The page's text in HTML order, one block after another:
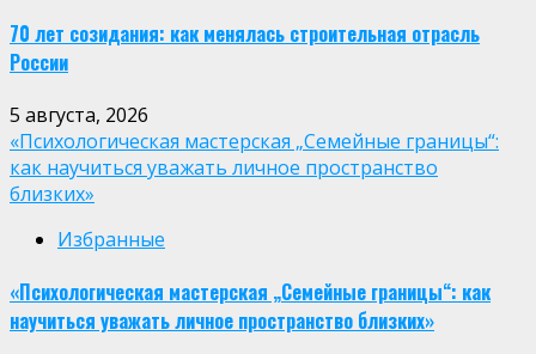
70 лет созидания: как менялась строительная отрасль
России
5 августа, 2026
«Психологическая мастерская „Семейные границы“:
как научиться уважать личное пространство
близких»
Избранные
«Психологическая мастерская „Семейные границы“: как
научиться уважать личное пространство близких»